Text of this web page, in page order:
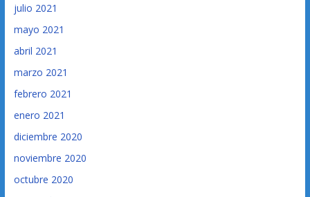
julio 2021
mayo 2021
abril 2021
marzo 2021
febrero 2021
enero 2021
diciembre 2020
noviembre 2020
octubre 2020